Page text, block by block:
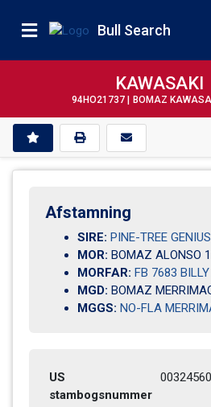
Bull Search
KAWASAKI
94HO21737 | BOMAZ
Afstamning
SIRE: PINE-TREE
MOR: BOMAZ ALONSO
MORFAR: FB 7683
MGD: BOMAZ
MGGS: NO-FLA
US
stambogsnummer